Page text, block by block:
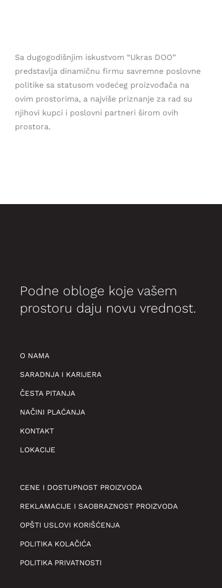
Sa dugogodišnjim iskustvom “Ukras DOO”
predstavlja dinamičnu firmu savremne poslovne
politike sa statusom vodećeg proizvođača na
ovim prostorima, a najviše priznanje za rad su
njihovi kupci i poslovni partneri širom ovih
prostora.
Podne obloge koje vašem
prostoru daju novu vrednost.
O NAMA
SARADNJA I KARIJERA
ČESTA PITANJA
NAČINI PLAĆANJA
KONTAKT
LOKACIJE
CENE I DOSTUPNOST PROIZVODA
REKLAMACIJE I SAOBRAZNOST PROIZVODA
OPŠTI USLOVI KORIŠĆENJA
POLITIKA KOLAČIĆA
POLITIKA PRIVATNOSTI